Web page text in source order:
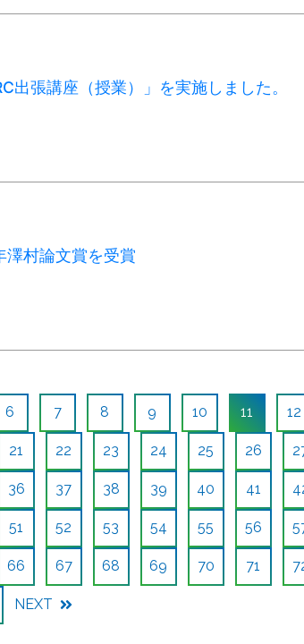
出張講座（授業）」を実施しました。
澤村論文賞を受賞
6 7 8 9 10 11 12
21 22 23 24 25 26
36 37 38 39 40 41
51 52 53 54 55 56
66 67 68 69 70 71
NEXT